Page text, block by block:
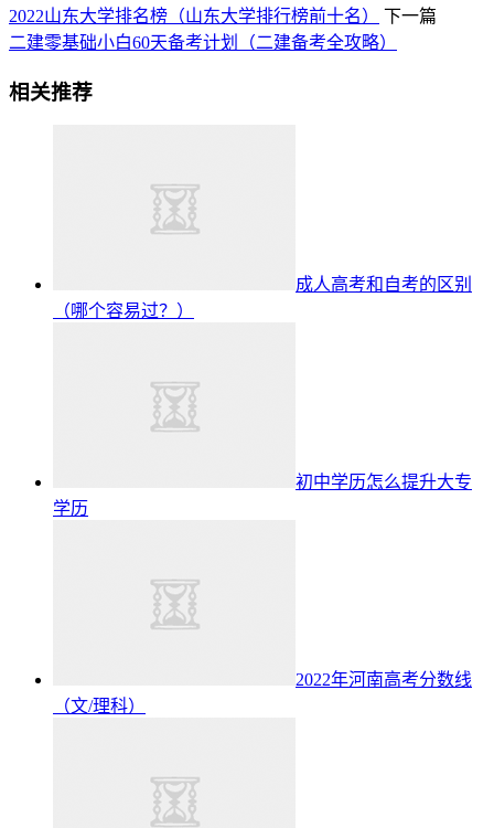
2022山东大学排名榜（山东大学排行榜前十名）
下一篇
二建零基础小白60天备考计划（二建备考全攻略）
相关推荐
成人高考和自考的区别
（哪个容易过？）
初中学历怎么提升大专
学历
2022年河南高考分数线
（文/理科）